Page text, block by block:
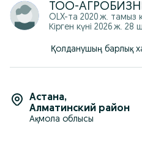
ТОО-
OLX-та 2020 ж. тамыз
Кірген күні 2026 ж. 28
Қолданушың барлық
Астана,
Алматинский район
Ақмола облысы